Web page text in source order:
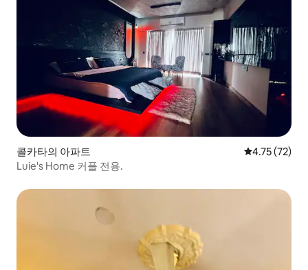
콜카타의 아파트 평점 4.75점
4.75 (72)
Luie's Home 커플 전용.